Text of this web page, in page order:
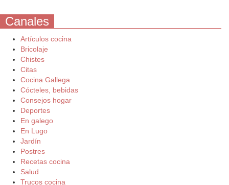
Canales
Artículos cocina
Bricolaje
Chistes
Citas
Cocina Gallega
Cócteles, bebidas
Consejos hogar
Deportes
En galego
En Lugo
Jardín
Postres
Recetas cocina
Salud
Trucos cocina